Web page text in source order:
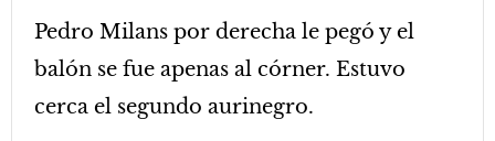
Pedro Milans por derecha le pegó y el
balón se fue apenas al córner. Estuvo
cerca el segundo aurinegro.